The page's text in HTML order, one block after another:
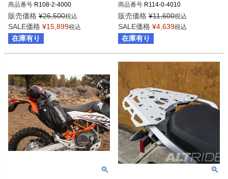
商品番号 R108-2-4000
販売価格 ¥26,500税込
SALE価格 ¥15,899税込
在庫有り
商品番号 R114-0-4010
販売価格 ¥11,600税込
SALE価格 ¥4,639税込
在庫有り